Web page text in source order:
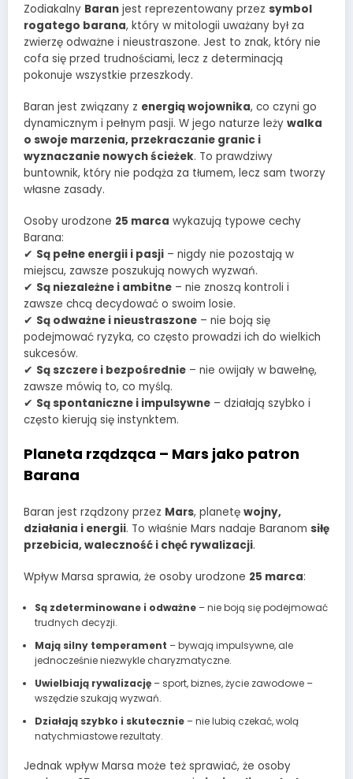
Zodiakalny Baran jest reprezentowany przez symbol
rogatego barana, który w mitologii uważany był za
zwierzę odważne i nieustraszone. Jest to znak, który nie
cofa się przed trudnościami, lecz z determinacją
pokonuje wszystkie przeszkody.
Baran jest związany z energią wojownika, co czyni go
dynamicznym i pełnym pasji. W jego naturze leży walka
o swoje marzenia, przekraczanie granic i
wyznaczanie nowych ścieżek. To prawdziwy
buntownik, który nie podąża za tłumem, lecz sam tworzy
własne zasady.
Osoby urodzone 25 marca wykazują typowe cechy
Barana:
✔ Są pełne energii i pasji – nigdy nie pozostają w
miejscu, zawsze poszukują nowych wyzwań.
✔ Są niezależne i ambitne – nie znoszą kontroli i
zawsze chcą decydować o swoim losie.
✔ Są odważne i nieustraszone – nie boją się
podejmować ryzyka, co często prowadzi ich do wielkich
sukcesów.
✔ Są szczere i bezpośrednie – nie owijały w bawełnę,
zawsze mówią to, co myślą.
✔ Są spontaniczne i impulsywne – działają szybko i
często kierują się instynktem.
Planeta rządząca – Mars jako patron
Barana
Baran jest rządzony przez Mars, planetę wojny,
działania i energii. To właśnie Mars nadaje Baranom siłę
przebicia, waleczność i chęć rywalizacji.
Wpływ Marsa sprawia, że osoby urodzone 25 marca:
Są zdeterminowane i odważne– nie boją się podejmować
trudnych decyzji.
Mają silny temperament – bywają impulsywne, ale
jednocześnie niezwykle charyzmatyczne.
Uwielbiają rywalizację– sport, biznes, życie zawodowe –
wszędzie szukają wyzwań.
Działają szybko i skutecznie– nie lubią czekać, wolą
natychmiastowe rezultaty.
Jednak wpływ Marsa może też sprawiać, że osoby